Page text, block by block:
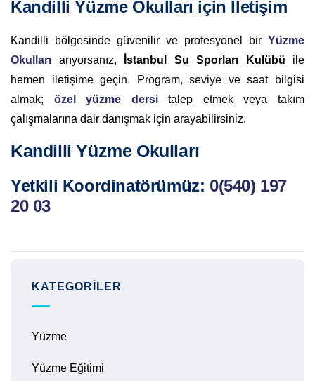
Kandilli Yüzme Okulları için İletişim
Kandilli bölgesinde güvenilir ve profesyonel bir Yüzme
Okulları arıyorsanız, İstanbul Su Sporları Kulübü ile
hemen iletişime geçin. Program, seviye ve saat bilgisi
almak; özel yüzme dersitalep etmek veya takım
çalışmalarına dair danışmak için arayabilirsiniz.
Kandilli Yüzme Okulları
Yetkili Koordinatörümüz: 0(540) 197
20 03
KATEGORILER
Yüzme
Yüzme Eğitimi